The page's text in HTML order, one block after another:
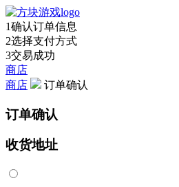
1确认订单信息
2选择支付方式
3交易成功
商店
商店
订单确认
订单确认
收货地址